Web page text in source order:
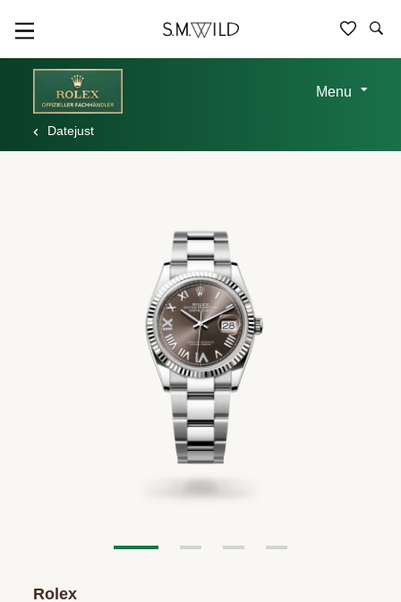
Menu
Datejust
Rolex